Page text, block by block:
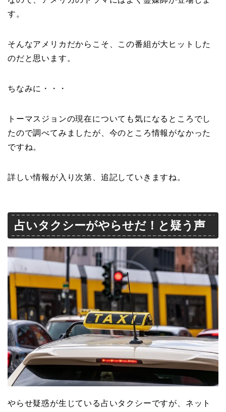
す。
そんなアメリカだからこそ、この番組が大ヒットした
のだと思います。
ちなみに・・・
トーマスジョンの現在についても気になるところでし
たので調べてみましたが、今のところ情報がなかった
ですね。
詳しい情報が入り次第、追記していきますね。
占いタクシーがやらせだ！と疑う声
やらせ疑惑が生じている占いタクシーですが、ネット